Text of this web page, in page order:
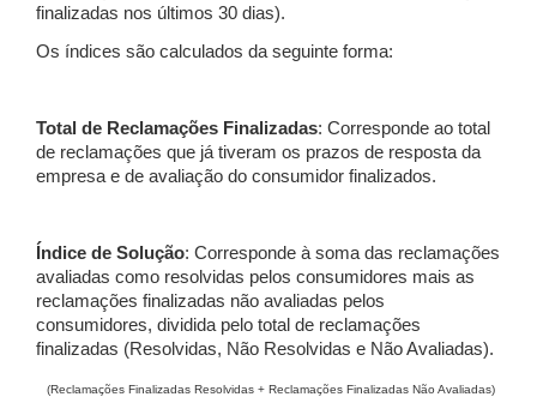
finalizadas nos últimos 30 dias).
Os índices são calculados da seguinte forma:
Total de Reclamações Finalizadas: Corresponde ao total
de reclamações que já tiveram os prazos de resposta da
empresa e de avaliação do consumidor finalizados.
Índice de Solução: Corresponde à soma das reclamações
avaliadas como resolvidas pelos consumidores mais as
reclamações finalizadas não avaliadas pelos
consumidores, dividida pelo total de reclamações
finalizadas (Resolvidas, Não Resolvidas e Não Avaliadas).
(Reclamações Finalizadas Resolvidas + Reclamações Finalizadas Não Avaliadas)